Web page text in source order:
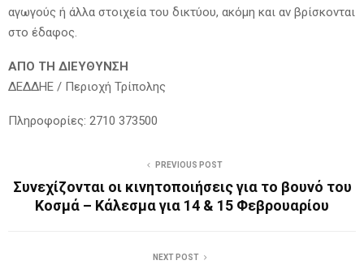
αγωγούς ή άλλα στοιχεία του δικτύου, ακόμη και αν βρίσκονται
στο έδαφος.
ΑΠΟ ΤΗ ΔΙΕΥΘΥΝΣΗ
ΔΕΔΔΗΕ / Περιοχή Τρίπολης
Πληροφορίες: 2710 373500
PREVIOUS POST
Συνεχίζονται οι κινητοποιήσεις για το βουνό του
Κοσμά – Κάλεσμα για 14 & 15 Φεβρουαρίου
NEXT POST